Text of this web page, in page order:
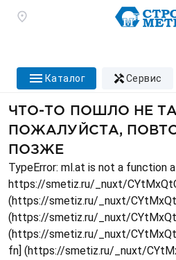
каталог сервис
ЧТО-ТО ПОШЛО НЕ
ПОЖАЛУЙСТА,
ПОЗЖЕ
TypeError: ml.at is not a function
https://smetiz.ru/_nuxt/
(https://smetiz.ru/_nuxt/
(https://smetiz.ru/_nuxt/
(https://smetiz.ru/_nuxt/
fn] (https://smetiz.ru/_nuxt/